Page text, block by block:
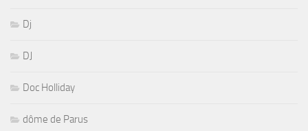
Dj
DJ
Doc Holliday
dôme de Parus